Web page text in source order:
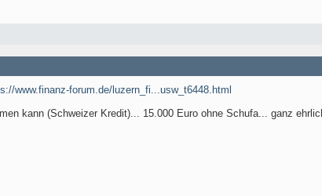
www.finanz-forum.de/luzern_fi...usw_t6448.html
kann (Schweizer Kredit)... 15.000 Euro ohne Schufa... ganz